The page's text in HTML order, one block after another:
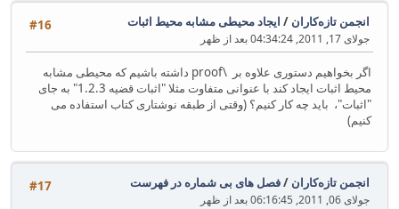
#16 انجمن تازه‌کاران / ایجاد محیطی مشابه محیط اثبات
جولای 17, 2011, 04:34:24 بعد از ظهر
اگر بخواهیم دستوری علاوه بر \proof داشته باشیم که محیطی مشابه
محیط اثبات ایجاد کند با عنوانی متفاوت مثلا "اثبات قضیه 1.2.3" به جای
"اثبات"، باید چه کار کنیم؟ (وقتی از طبقه نوشتاری کتاب استفاده می
کنیم)
#17 انجمن تازه‌کاران /فصل های بی شماره در فهرست
جولای 06, 2011, 06:16:45 بعد از ظهر